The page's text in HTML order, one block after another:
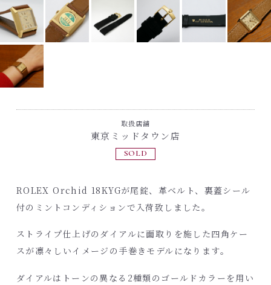
取扱店舗
東京ミッドタウン店
SOLD
ROLEX Orchid 18KYGが尾錠、革ベルト、裏蓋シール
付のミントコンディションで入荷致しました。
ストライプ仕上げのダイアルに面取りを施した四角ケー
スが凛々しいイメージの手巻きモデルになります。
ダイアルはトーンの異なる2種類のゴールドカラーを用い